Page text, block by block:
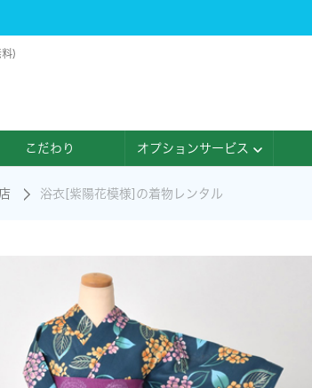
)
こだわり オプションサービス
浴衣[紫陽花模様]の着物レンタル